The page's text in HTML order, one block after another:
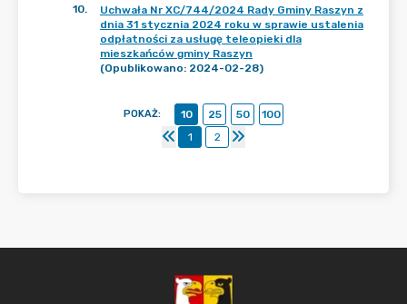
10.
Uchwała Nr XC/744/2024 Rady Gminy Raszyn z
dnia 31 stycznia 2024 roku w sprawie ustalenia
odpłatności za usługę teleopieki dla
mieszkańców gminy Raszyn
(Opublikowano: 2024-02-28)
POKAŻ: 10 25 50
100
1
2